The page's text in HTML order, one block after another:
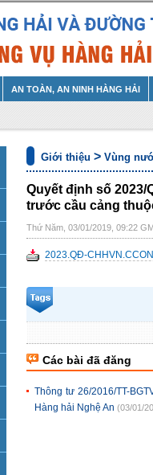
AN TOÀN, AN NINH HÀNG HẢI
Giới thiệu > Vùng
Quyết định số
trước cầu cảng
Thứ Năm, 03/01/2019, 09:22
2023.QÐ-
Các bài đã đăng
Thông tư 26/2016/TT-
Hàng hải Nghệ An (03/01/